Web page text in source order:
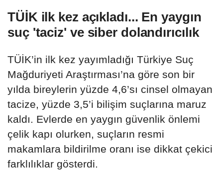
TÜİK ilk kez açıkladı... En yaygın
suç 'taciz' ve siber dolandırıcılık
TÜİK’in ilk kez yayımladığı Türkiye Suç
Mağduriyeti Araştırması’na göre son bir
yılda bireylerin yüzde 4,6’sı cinsel olmayan
tacize, yüzde 3,5’i bilişim suçlarına maruz
kaldı. Evlerde en yaygın güvenlik önlemi
çelik kapı olurken, suçların resmi
makamlara bildirilme oranı ise dikkat çekici
farklılıklar gösterdi.